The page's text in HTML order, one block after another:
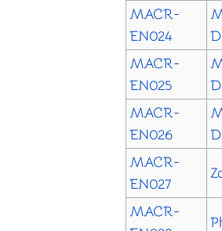
MACR-
EN024
MACR-
EN025
MACR-
EN026
MACR-
EN027
MACR-